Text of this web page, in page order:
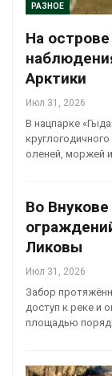
РАЗНОЕ
На
Арктики
Июл 31, 2026
В нацпарке
оленей, моржей
Во
Ликовы
Июл 31, 2026
Забор
доступ к реке и
площадью